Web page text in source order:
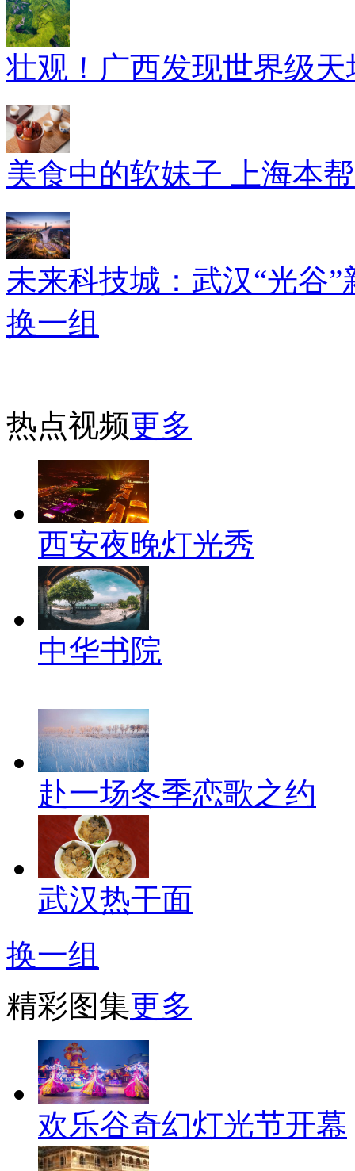
壮观！广西发现世界级
美食中的软妹子 上海本
未来科技城：武汉“光谷”
换一组
热点视频更多
西安夜晚灯光秀
中华书院
赴一场冬季恋歌之约
武汉热干面
换一组
精彩图集更多
欢乐谷奇幻灯光节开幕